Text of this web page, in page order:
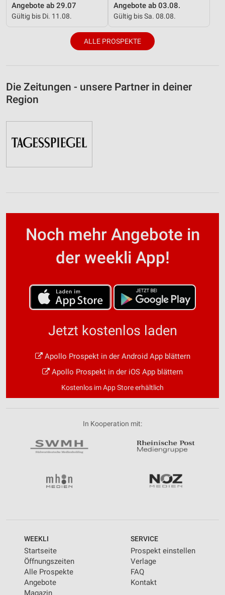
Angebote ab 29.07
Gültig bis Di. 11.08.
Angebote ab 03.08.
Gültig bis Sa. 08.08.
ALLE PROSPEKTE
Die Zeitungen - unsere Partner in deiner
Region
Noch mehr Angebote in
der weekli App!
Jetzt kostenlos laden
Apollo Prospekt in der Android App blättern
Apollo Prospekt in der iOS App blättern
Kostenlos im App Store erhältlich
In Kooperation mit:
WEEKLI
Startseite
Öffnungszeiten
Alle Prospekte
Angebote
Magazin
SERVICE
Prospekt einstellen
Verlage
FAQ
Kontakt